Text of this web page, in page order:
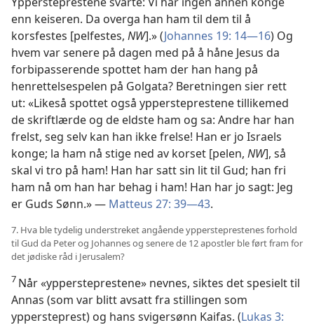
enn keiseren. Da overga han ham til dem til å
korsfestes [pelfestes, NW].» (Johannes 19: 14—16) Og
hvem var senere på dagen med på å håne Jesus da
forbipasserende spottet ham der han hang på
henrettelsespelen på Golgata? Beretningen sier rett
ut: «Likeså spottet også yppersteprestene tillikemed
de skriftlærde og de eldste ham og sa: Andre har han
frelst, seg selv kan han ikke frelse! Han er jo Israels
konge; la ham nå stige ned av korset [pelen, NW], så
skal vi tro på ham! Han har satt sin lit til Gud; han fri
ham nå om han har behag i ham! Han har jo sagt: Jeg
er Guds Sønn.» — Matteus 27: 39—43.
7. Hva ble tydelig understreket angående yppersteprestenes forhold
til Gud da Peter og Johannes og senere de 12 apostler ble ført fram for
det jødiske råd i Jerusalem?
7 Når «yppersteprestene» nevnes, siktes det spesielt til
Annas (som var blitt avsatt fra stillingen som
yppersteprest) og hans svigersønn Kaifas. (Lukas 3: